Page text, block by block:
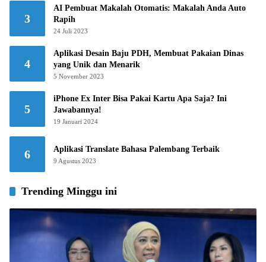
3
AI Pembuat Makalah Otomatis: Makalah Anda Auto
Rapih
24 Juli 2023
4
Aplikasi Desain Baju PDH, Membuat Pakaian Dinas
yang Unik dan Menarik
5 November 2023
5
iPhone Ex Inter Bisa Pakai Kartu Apa Saja? Ini
Jawabannya!
19 Januari 2024
6 Aplikasi Translate Bahasa Palembang Terbaik
9 Agustus 2023
Trending Minggu ini